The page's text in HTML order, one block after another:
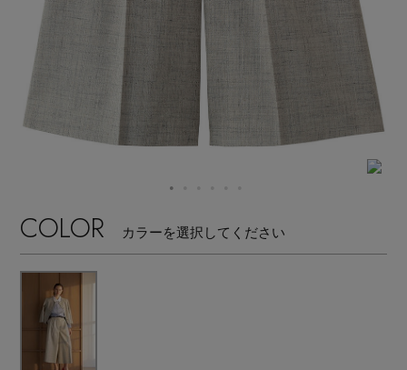
【サンダル】ビーサンの季節！
【リネン】涼しい夏素材
【雨の日】急な雨対策グッズ
【限定】ここでしか買えないアイテム
CATEGORY
ウェア
すべてのウェア
ワンピース・チュニック
パンツ
シューズ
サンダル
パンプス
スニーカー
すべてのバッグ・財布
カゴバッグ
ショルダーバッグ
ファッション小物
すべてのファッション小物
ストール・マフラー・ケープ
アクセサリー
すべてのアクセサリー
ランジェリー
エル・ショップについて
COLOR カラーを選択してください